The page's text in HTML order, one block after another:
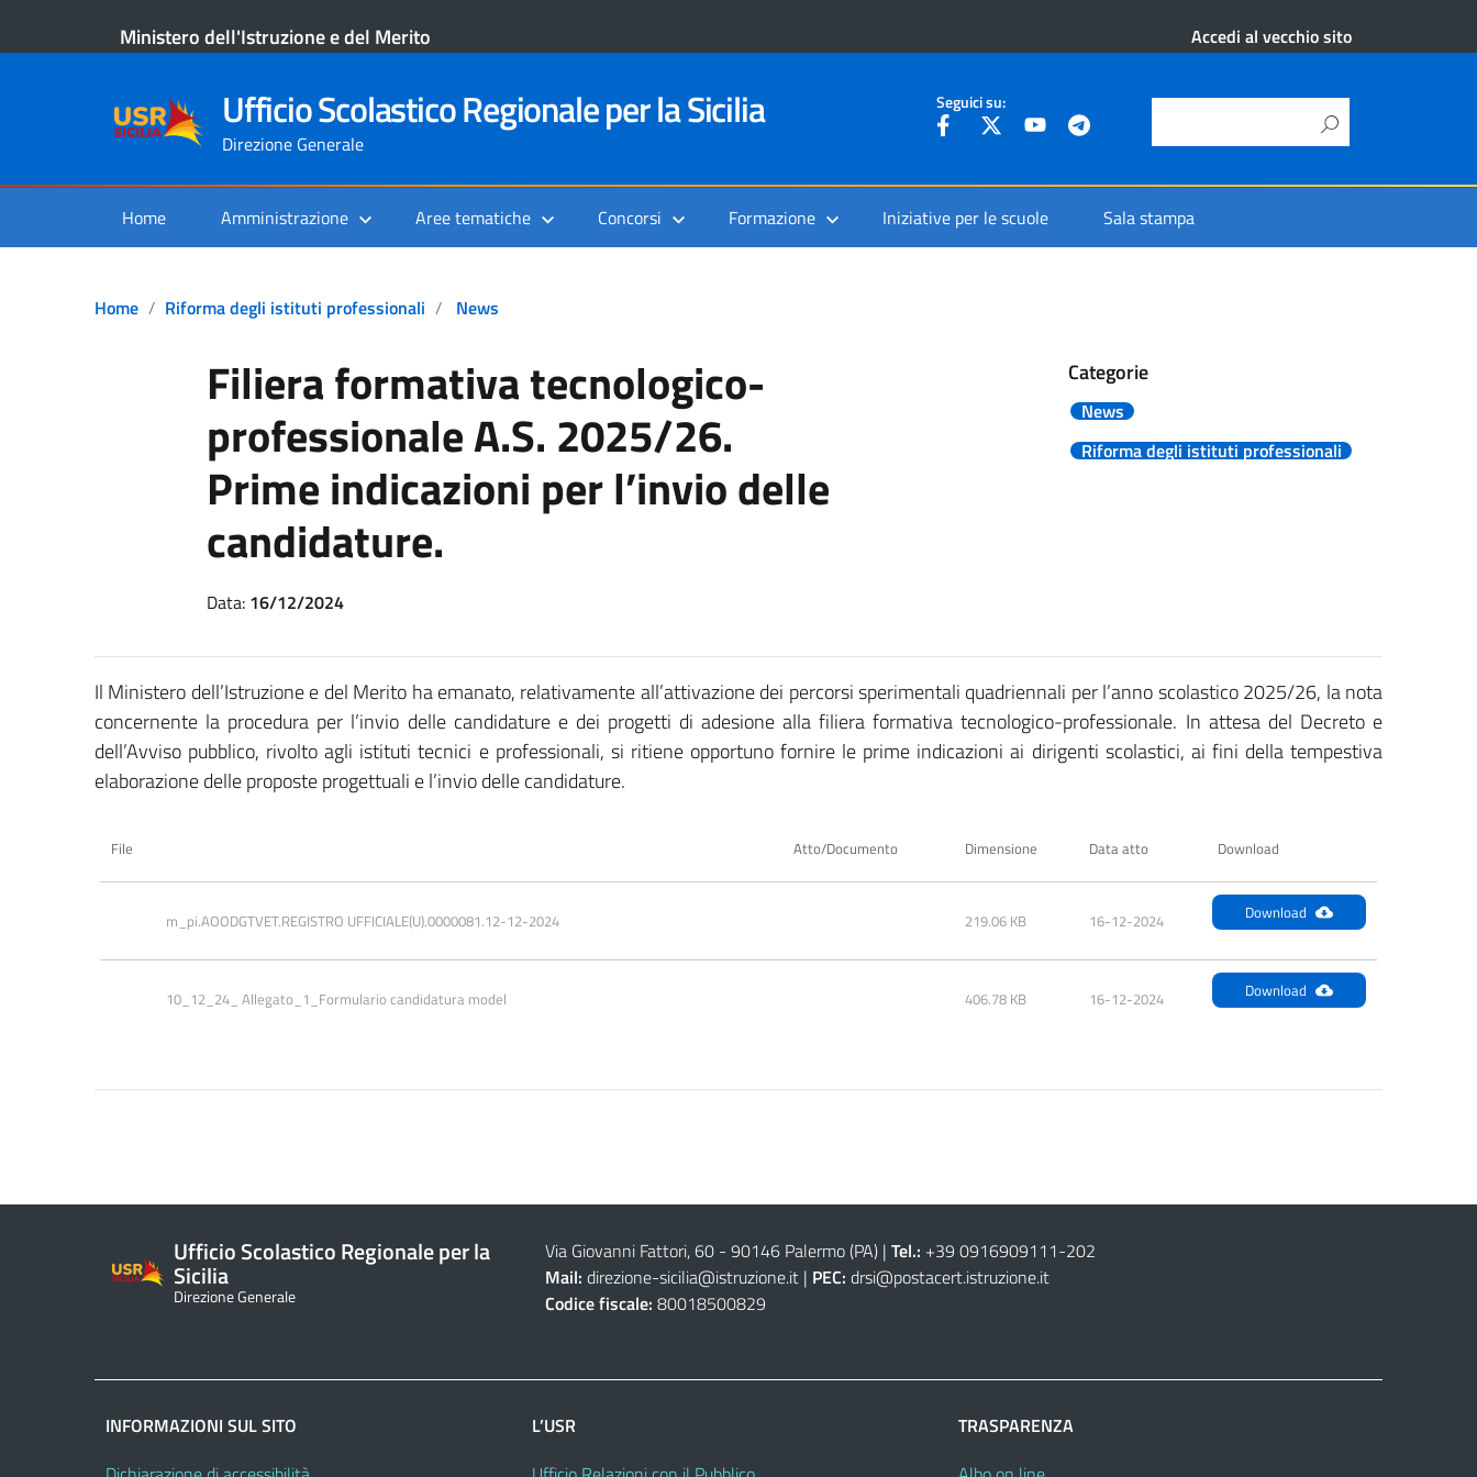
Ministero dell'Istruzione e del Merito Accedi al vecchio sito
Ufficio Scolastico Regionale per la Sicilia
Direzione Generale
Seguici su:
Home Amministrazione Aree tematiche Concorsi Formazione Iniziative per le scuole Sala stampa
Home Riforma degli istituti professionali News
Filiera formativa tecnologico-
professionale A.S. 2025/26.
Prime indicazioni per l’invio delle
candidature.
Categorie
News
Riforma degli istituti professionali
Data: 16/12/2024
Il Ministero dell’Istruzione e del Merito ha emanato, relativamente all’attivazione dei percorsi sperimentali quadriennali per l’anno scolastico 2025/26, la nota
concernente la procedura per l’invio delle candidature e dei progetti di adesione alla filiera formativa tecnologico-professionale. In attesa del Decreto e
dell’Avviso pubblico, rivolto agli istituti tecnici e professionali, si ritiene opportuno fornire le prime indicazioni ai dirigenti scolastici, ai fini della tempestiva
elaborazione delle proposte progettuali e l’invio delle candidature.
File Atto/Documento Dimensione Data atto Download
m_pi.AOODGTVET.REGISTRO UFFICIALE(U).0000081.12-12-2024 219.06 KB 16-12-2024 Download
10_12_24_ Allegato_1_Formulario candidatura model 406.78 KB 16-12-2024 Download
Ufficio Scolastico Regionale per la
Sicilia
Direzione Generale
Via Giovanni Fattori, 60 - 90146 Palermo (PA)| Tel.: +39 0916909111-202
Mail: direzione-sicilia@istruzione.it| PEC: drsi@postacert.istruzione.it
Codice fiscale: 80018500829
INFORMAZIONI SUL SITO
L’USR
TRASPARENZA